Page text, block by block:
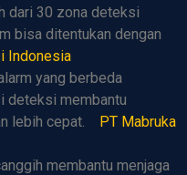
dari 30 zona deteksi
bisa ditentukan dengan
Indonesia
yang berbeda
deteksi membantu
lebih cepat.
PT Mabruka
membantu menjaga